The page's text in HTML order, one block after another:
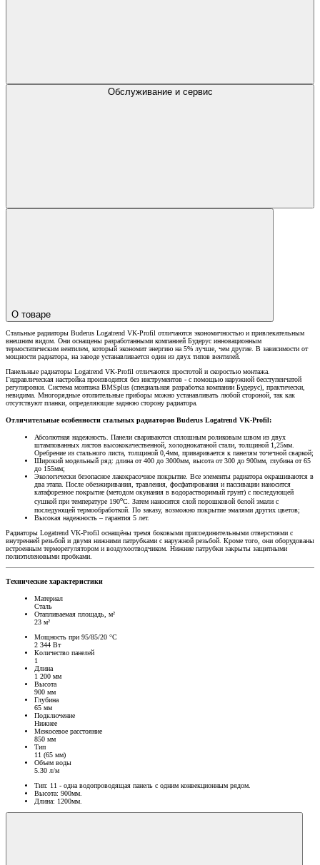
Обслуживание и сервис
О товаре
Стальные радиаторы Buderus Logatrend VK-Profil отличаются экономичностью и привлекательным
внешним видом. Они оснащены разработанными компанией Будерус инновационным
термостатическим вентилем, который экономит энергию на 5% лучше, чем другие. В зависимости от
мощности радиатора, на заводе устанавливается один из двух типов вентилей.
Панельные радиаторы Logatrend VK-Profil отличаются простотой и скоростью монтажа.
Гидравлическая настройка производится без инструментов - с помощью наружной бесступенчатой
регулировки. Система монтажа BMSplus (специальная разработка компании Будерус), практически,
невидима. Многорядные отопительные приборы можно устанавливать любой стороной, так как
отсутствуют планки, определяющие заднюю сторону радиатора.
Отличительные особенности стальных радиаторов Buderus Logatrend VK-Profil:
Абсолютная надежность. Панели свариваются сплошным роликовым швом из двух
штампованных листов высококачественной, холоднокатаной стали, толщиной 1,25мм.
Оребрение из стального листа, толщиной 0,4мм, приваривается к панелям точечной сваркой;
Широкий модельный ряд: длина от 400 до 3000мм, высота от 300 до 900мм, глубина от 65
до 155мм;
Экологически безопасное лакокрасочное покрытие. Все элементы радиатора окрашиваются в
два этапа. После обезжиривания, травления, фосфатирования и пассивации наносится
катафорезное покрытие (методом окунания в водорастворимый грунт) с последующей
сушкой при температуре 190оС. Затем наносится слой порошковой белой эмали с
последующей термообработкой. По заказу, возможно покрытие эмалями других цветов;
Высокая надежность – гарантия 5 лет.
Радиаторы Logatrend VK-Profil оснащёны тремя боковыми присоединительными отверстиями с
внутренней резьбой и двумя нижними патрубками с наружной резьбой. Кроме того, они оборудованы
встроенным терморегулятором и воздухоотводчиком. Нижние патрубки закрыты защитными
полиэтиленовыми пробками.
Технические характеристики
Материал
Сталь
Отапливаемая площадь, м²
23 м²
Мощность при 95/85/20 °C
2 344 Вт
Количество панелей
1
Длина
1 200 мм
Высота
900 мм
Глубина
65 мм
Подключение
Нижнее
Межосевое расстояние
850 мм
Тип
11 (65 мм)
Объем воды
5.30 л/м
Тип: 11 - одна водопроводящая панель с одним конвекционным рядом.
Высота: 900мм.
Длина: 1200мм.